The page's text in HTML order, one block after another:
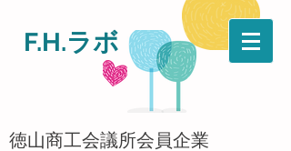
F.H.ラボ
​徳山商工会議所会員企業